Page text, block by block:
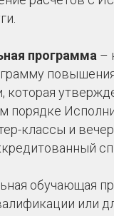
программа –
которая
порядке
классы и
обучающая
или